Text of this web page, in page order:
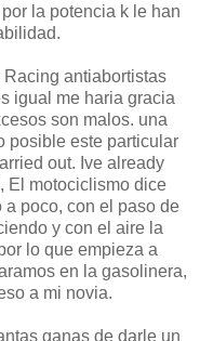
la potencia k le han
antiabortistas
igual me haria gracia
son malos. una
posible este particular
out. Ive already
El motociclismo dice
poco, con el paso de
y con el aire la
lo que empieza a
en la gasolinera,
a mi novia.
ganas de darle un